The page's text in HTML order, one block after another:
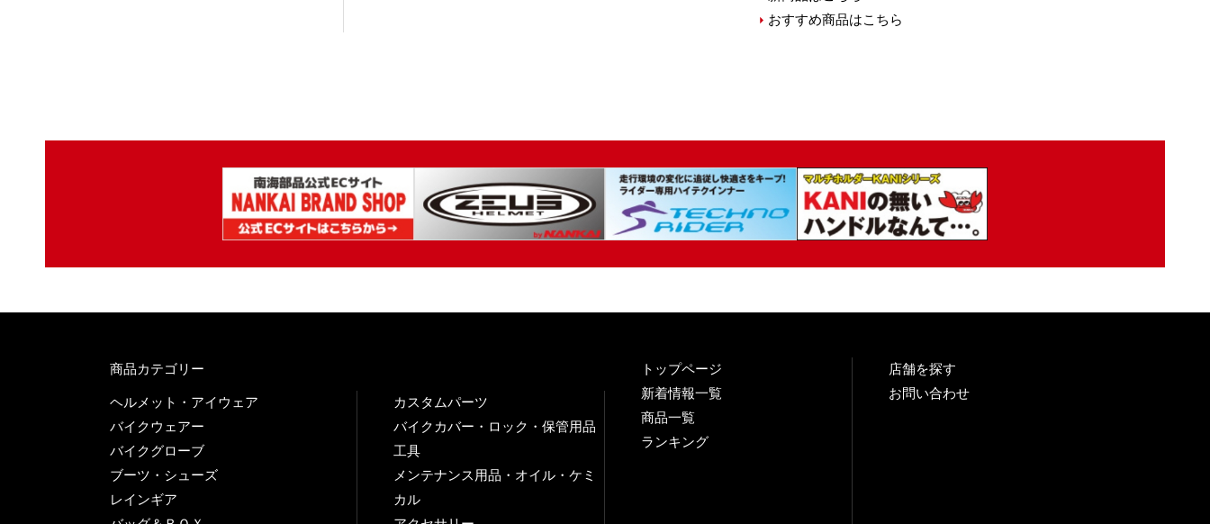
おすすめ商品はこちら
商品カテゴリー
ヘルメット・アイウェア
バイクウェアー
バイクグローブ
ブーツ・シューズ
レインギア
カスタムパーツ
バイクカバー・ロック・保管用品
工具
メンテナンス用品・オイル・ケミ
カル
トップページ
新着情報一覧
商品一覧
ランキング
店舗を探す
お問い合わせ